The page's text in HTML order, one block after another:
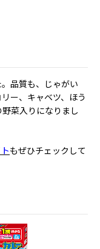
品質も、じゃがい
ー、キャベツ、ほう
菜入りになりまし
もぜひチェックして